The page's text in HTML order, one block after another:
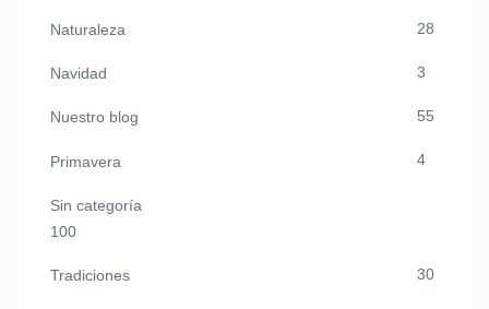
Naturaleza 28
Navidad 3
Nuestro blog 55
Primavera 4
Sin categoría
100
Tradiciones 30